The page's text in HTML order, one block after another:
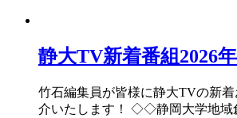
静大TV新着番組2026年
竹石編集員が皆様に静大TVの新
介いたします！ ◇◇静岡大学地域